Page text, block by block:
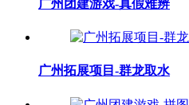
广州团建游戏-真假难辨
广州拓展项目-群龙取水